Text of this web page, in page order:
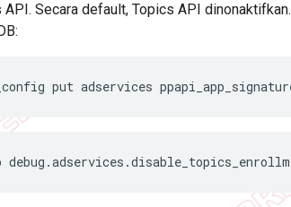
API. Secara default, Topics API
put adservices